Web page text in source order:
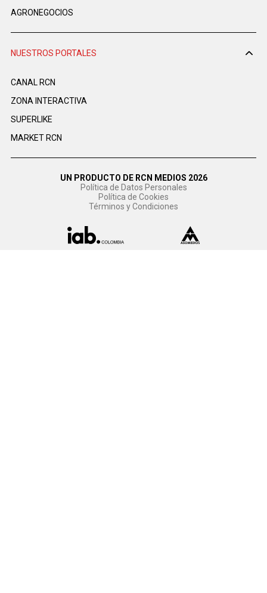
AGRONEGOCIOS
NUESTROS PORTALES
CANAL RCN
ZONA INTERACTIVA
SUPERLIKE
MARKET RCN
UN PRODUCTO DE RCN MEDIOS 2026
Política de Datos Personales
Política de Cookies
Términos y Condiciones